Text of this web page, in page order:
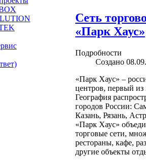
Сеть
«Парк Хаус»
Подробности
Создано
«Парк Хаус» –
центров, первый из
География
городов России:
Казань, Рязань,
«Парк Хаус»
торговые сети,
рестораны, кафе,
другие объекты